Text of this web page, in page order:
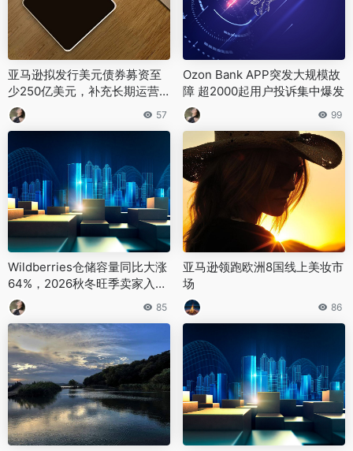
亚马逊拟发行美元债券募资至
少250亿美元，补充长期运营
资金储备
57
Ozon Bank APP突发大规模故
障 超2000起用户投诉集中爆发
99
Wildberries仓储容量同比大涨
64%，2026秋冬旺季卖家入仓
名额实现翻倍
85
亚马逊领跑欧洲8国线上美妆市
场
86